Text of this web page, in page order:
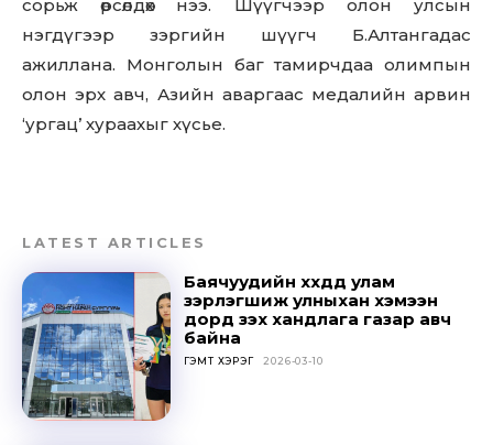
сорьж өрсөлдөх нээ. Шүүгчээр олон улсын
нэгдүгээр зэргийн шүүгч Б.Алтангадас
ажиллана. Монголын баг тамирчдаа олимпын
олон эрх авч, Азийн аваргаас медалийн арвин
‘ургац’ хураахыг хүсье.
LATEST ARTICLES
Баячуудийн хүүхдүүд улам
зэрлэгшиж улныхан хэмээн
дорд үзэх хандлага газар авч
байна
ГЭМТ ХЭРЭГ 2026-03-10